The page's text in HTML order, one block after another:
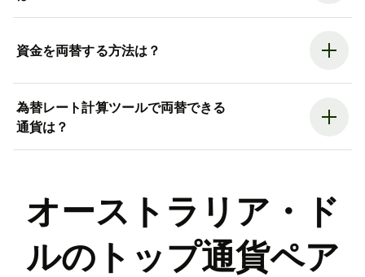
資金を両替する方法は？
為替レート計算ツールで両替できる
通貨は？
オーストラリア・ド
ルのトップ通貨ペア